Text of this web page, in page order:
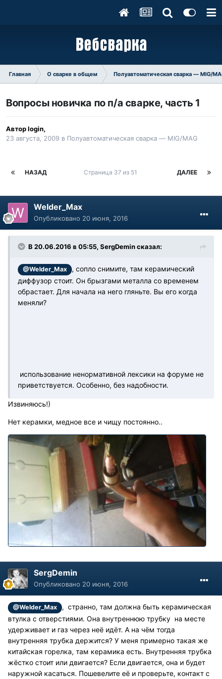
Главная О сварке в общем Полуавтоматическая сварка — MIG/
Вопросы новичка по п/а сварке, часть 1
Авторlogin,
23 августа, 2009 в Полуавтоматическая сварка — MIG/MAG
НАЗАД ДАЛЕЕ
Страница 37 из 51
Welder_Max
Опубликовано 20 июня, 2016
В 20.06.2016 в 05:55, SergDemin сказал:
@Welder_Max
, сопло снимите, там керамический
диффузор стоит. Он брызгами металла со временем
обрастает. Для начала на него гляньте. Вы его когда
меняли?
использование ненормативной лексики на форуме не
приветствуется. Особенно, без надобности.
Извиняюсь!)
Нет керамки, медное все и чищу постоянно..
SergDemin
Опубликовано 20 июня, 2016
@Welder_Max
, странно, там должна быть керамическая
втулка с отверстиями. Она внутреннюю трубку на месте
удерживает и газ через неё идёт. А на чём тогда
внутренняя трубка держится? У меня примерно такая же
китайская горелка, там керамика есть. Внутренняя трубка
жёстко стоит или двигается? Если двигается, она и будет
наружной касаться. Пошевелите её и проверьте, контакт с